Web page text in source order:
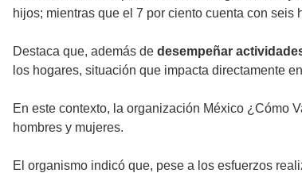
hijos; mientras que el 7 por ciento cuenta con seis
Destaca que, además de desempeñar
los hogares, situación que impacta directamente
En este contexto, la organización México ¿Cómo
hombres y mujeres.
El organismo indicó que, pese a los esfuerzos